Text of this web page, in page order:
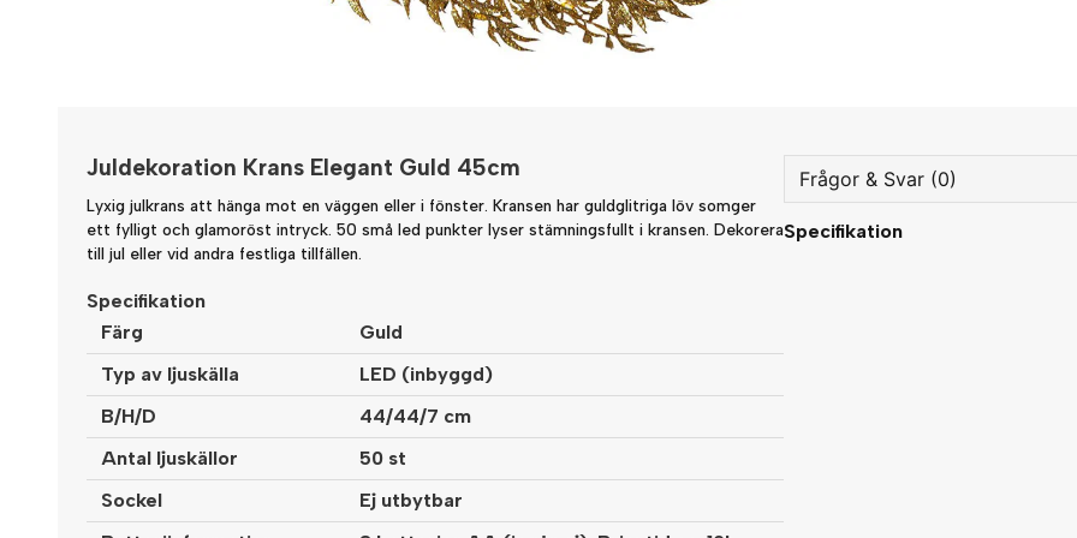
Juldekoration Krans Elegant Guld 45cm
Lyxig julkrans att hänga mot en väggen eller i fönster. Kransen har guldglitriga löv somger
ett fylligt och glamoröst intryck. 50 små led punkter lyser stämningsfullt i kransen. Dekorera
till jul eller vid andra festliga tillfällen.
Specifikation
Färg
Guld
Typ av ljuskälla
LED (inbyggd)
B/H/D
44/44/7 cm
Antal ljuskällor
50 st
Sockel
Ej utbytbar
Frågor & Svar (0)
question
Specifikation